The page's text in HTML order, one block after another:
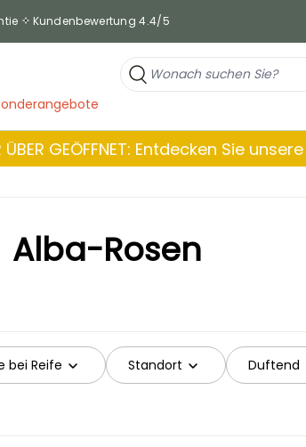
Kundenbewertung 4.4/5
ÜBER GEÖFFNET: Entdecken Sie
Alba-Rosen
bei Reife Standort Duftend